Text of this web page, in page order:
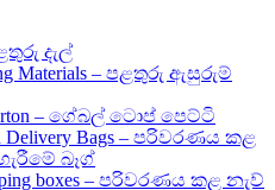
දැල්
Materials – පළතුරු ඇසුරුම්
– ගේබල් ටොප් පෙට්ටි
Delivery Bags – පරිවරණය කළ
බෑග්
boxes – පරිවරණය කළ නැව්